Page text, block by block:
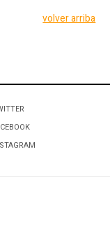
volver arriba